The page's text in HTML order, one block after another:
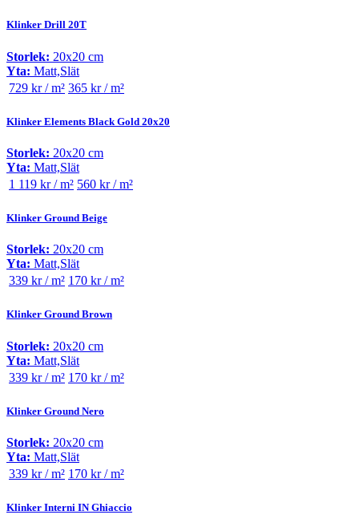
Klinker Drill 20T
Storlek: 20x20 cm
Yta: Matt,Slät
729 kr / m² 365 kr / m²
Klinker Elements Black Gold 20x20
Storlek: 20x20 cm
Yta: Matt,Slät
1 119 kr / m² 560 kr / m²
Klinker Ground Beige
Storlek: 20x20 cm
Yta: Matt,Slät
339 kr / m² 170 kr / m²
Klinker Ground Brown
Storlek: 20x20 cm
Yta: Matt,Slät
339 kr / m² 170 kr / m²
Klinker Ground Nero
Storlek: 20x20 cm
Yta: Matt,Slät
339 kr / m² 170 kr / m²
Klinker Interni IN Ghiaccio